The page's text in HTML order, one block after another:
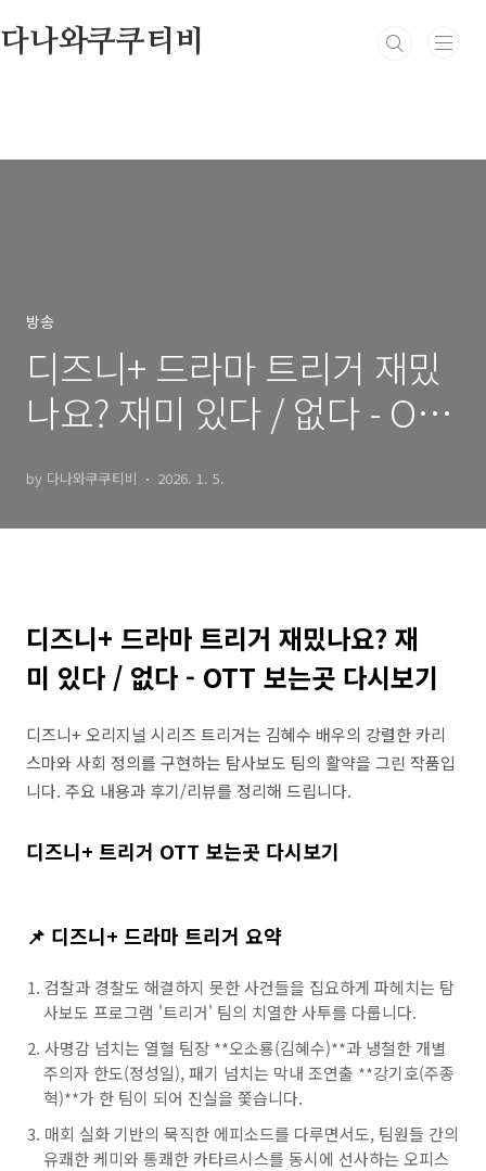
다나와쿠쿠티비
방송
디즈니+ 드라마 트리거 재밌
나요? 재미 있다 / 없다 - OTT
by 다나와쿠쿠티비 2026. 1. 5.
디즈니+ 드라마 트리거 재밌나요? 재
미 있다 / 없다 - OTT 보는곳 다시보기
디즈니+ 오리지널 시리즈 트리거는 김혜수 배우의 강렬한 카리
스마와 사회 정의를 구현하는 탐사보도 팀의 활약을 그린 작품입
니다. 주요 내용과 후기/리뷰를 정리해 드립니다.
디즈니+ 트리거 OTT 보는곳 다시보기
📌 디즈니+ 드라마 트리거 요약
검찰과 경찰도 해결하지 못한 사건들을 집요하게 파헤치는 탐
사보도 프로그램 '트리거' 팀의 치열한 사투를 다룹니다.
사명감 넘치는 열혈 팀장 **오소룡(김혜수)**과 냉철한 개별
주의자 한도(정성일), 패기 넘치는 막내 조연출 **강기호(주종
혁)**가 한 팀이 되어 진실을 쫓습니다.
매회 실화 기반의 묵직한 에피소드를 다루면서도, 팀원들 간의
유쾌한 케미와 통쾌한 카타르시스를 동시에 선사하는 오피스